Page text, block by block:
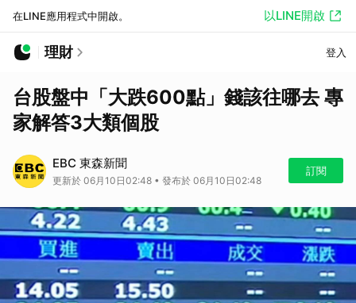
在LINE應用程式中開啟。 以LINE開啟
理財 登入
台股盤中「大跌600點」錢該往哪去 專
家解答3大類個股
EBC 東森新聞
更新於 06月10日02:48 • 發布於 06月10日02:48
訂閱